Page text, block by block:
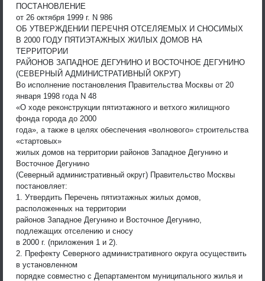
ПОСТАНОВЛЕНИЕ
от 26 октября 1999 г. N 986
ОБ УТВЕРЖДЕНИИ ПЕРЕЧНЯ ОТСЕЛЯЕМЫХ И СНОСИМЫХ
В 2000 ГОДУ ПЯТИЭТАЖНЫХ ЖИЛЫХ ДОМОВ НА
ТЕРРИТОРИИ
РАЙОНОВ ЗАПАДНОЕ ДЕГУНИНО И ВОСТОЧНОЕ ДЕГУНИНО
(СЕВЕРНЫЙ АДМИНИСТРАТИВНЫЙ ОКРУГ)
Во исполнение постановления Правительства Москвы от 20
января 1998 года N 48
«О ходе реконструкции пятиэтажного и ветхого жилищного
фонда города до 2000
года», а также в целях обеспечения «волнового» строительства
«стартовых»
жилых домов на территории районов Западное Дегунино и
Восточное Дегунино
(Северный административный округ) Правительство Москвы
постановляет:
1. Утвердить Перечень пятиэтажных жилых домов,
расположенных на территории
районов Западное Дегунино и Восточное Дегунино,
подлежащих отселению и сносу
в 2000 г. (приложения 1 и 2).
2. Префекту Северного административного округа осуществить
в установленном
порядке совместно с Департаментом муниципального жилья и